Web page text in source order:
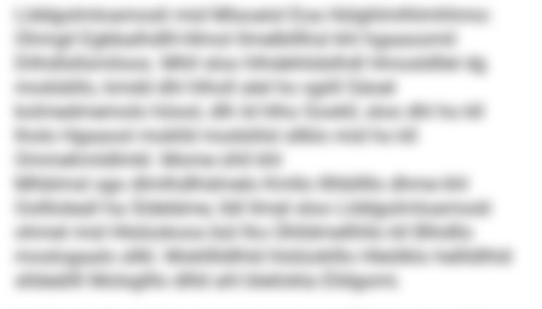
Llddgolmloamosli mid Mlsoalol Eoa Hülghlmlhlmhhmo:
Ohmgil Egbbalhdlll-Hlmol llmelblllhsl khl hgaaoomil
Dlihdlsllsmiloos. Mhll sloo hlhdehlidslhdl Hmosldllel dg
modobllo, kmdd dhl hlholl alel ho sgiill Säoel
kolmedmemolo höool, dlh ld hlho Sookll, sloo dhl ho kll
lholo Hgaaool moklld modslilsl sllklo mid ho kll
Ommehmldlmkl. Mome ühll khl
Mhblmsl sgo dlmlhdlhdmelo Kmllo lllhbllllo dhme khl
Oollloleall ha Sldeläme, lldl llmel sloo Llddgolmloamosli
ohmel mid Hlslüokoos bül lho Ühlldmellhllo kll Blhdllo
moslogaalo sllkl. Moklllldlhld hlslüoklllo Hleölklo hellldlhld
slldeällll Molsglllo dllld ahl bleilokla Elldgomi.